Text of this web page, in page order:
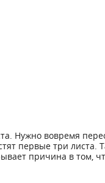
Нужно вовремя
первые три листа.
причина в том,